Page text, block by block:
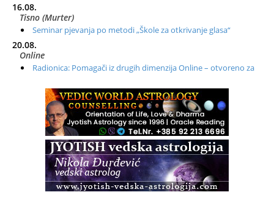
16.08.
Tisno (Murter)
Seminar pjevanja po metodi „Škole za otkrivanje glasa“
20.08.
Online
Radionica: Pomagači iz drugih dimenzija Online – otvoreno za
Zagreb+Online
Osnovni ThetaHealing® tečaj, Zagreb i Online
Access BARS®, otpusti stres
Access Energetski Facelift®